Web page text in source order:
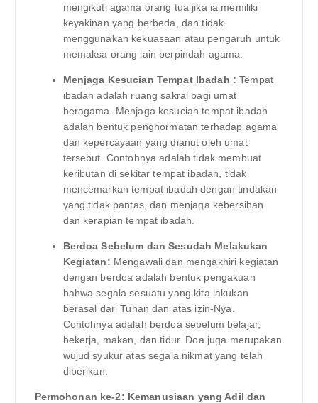
mengikuti agama orang tua jika ia memiliki
keyakinan yang berbeda, dan tidak
menggunakan kekuasaan atau pengaruh untuk
memaksa orang lain berpindah agama.
Menjaga Kesucian Tempat Ibadah : Tempat
ibadah adalah ruang sakral bagi umat
beragama. Menjaga kesucian tempat ibadah
adalah bentuk penghormatan terhadap agama
dan kepercayaan yang dianut oleh umat
tersebut. Contohnya adalah tidak membuat
keributan di sekitar tempat ibadah, tidak
mencemarkan tempat ibadah dengan tindakan
yang tidak pantas, dan menjaga kebersihan
dan kerapian tempat ibadah.
Berdoa Sebelum dan Sesudah Melakukan
Kegiatan: Mengawali dan mengakhiri kegiatan
dengan berdoa adalah bentuk pengakuan
bahwa segala sesuatu yang kita lakukan
berasal dari Tuhan dan atas izin-Nya.
Contohnya adalah berdoa sebelum belajar,
bekerja, makan, dan tidur. Doa juga merupakan
wujud syukur atas segala nikmat yang telah
diberikan.
Permohonan ke-2: Kemanusiaan yang Adil dan